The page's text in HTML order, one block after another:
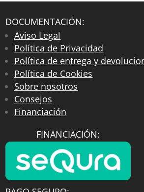
DOCUMENTACIÓN:
Aviso Legal
Política de Privacidad
Política de entrega y
Política de Cookies
Sobre nosotros
Consejos
Financiación
FINANCIACIÓN: